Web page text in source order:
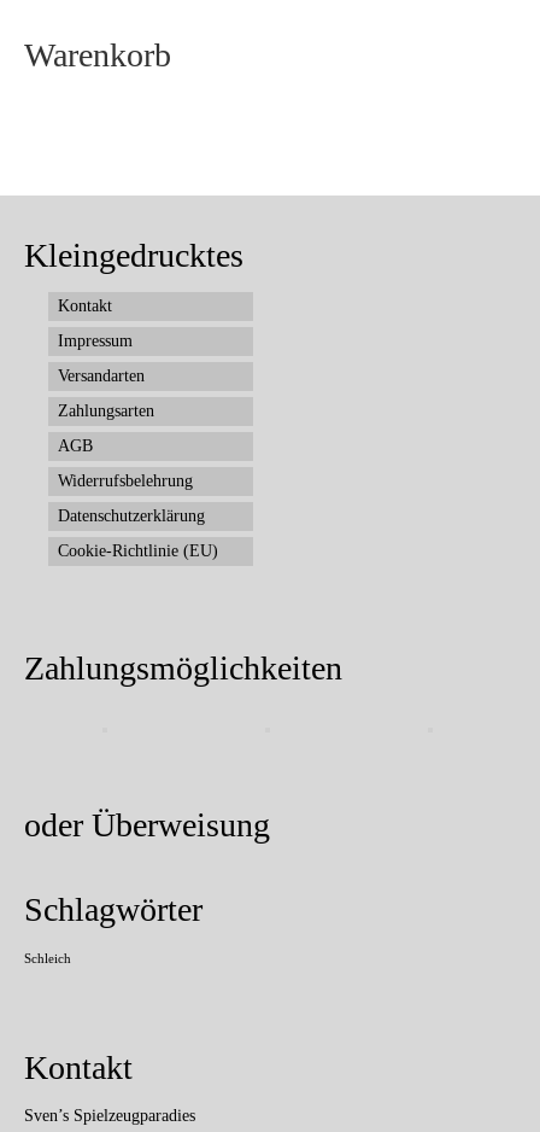
Warenkorb
Kleingedrucktes
Kontakt
Impressum
Versandarten
Zahlungsarten
AGB
Widerrufsbelehrung
Datenschutzerklärung
Cookie-Richtlinie (EU)
Zahlungsmöglichkeiten
oder Überweisung
Schlagwörter
Schleich
Kontakt
Sven’s Spielzeugparadies